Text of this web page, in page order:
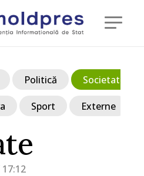
Politică Societate
Sport Externe